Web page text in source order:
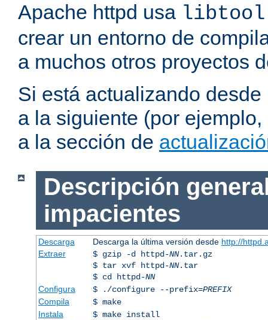
Apache httpd usa libtool
crear un entorno de
a muchos otros proyectos
Si está actualizando
a la siguiente (por
a la sección de
Descripción
impacientes
Descarga Descarga la última versión desde http://
Extraer
$ gzip -d httpd-NN.tar.gz
$ tar xvf httpd-NN.tar
$ cd httpd-NN
Configura
$ ./configure --prefix=PREFIX
Compila
$ make
Instala
$ make install